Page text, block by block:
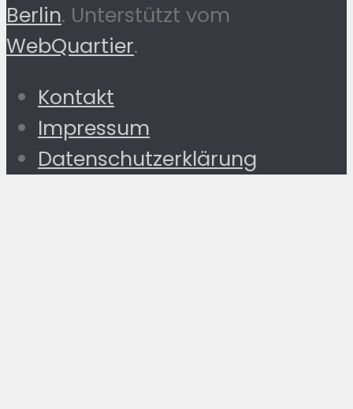
Berlin. Unterstützt vom
WebQuartier.
Kontakt
Impressum
Datenschutzerklärung